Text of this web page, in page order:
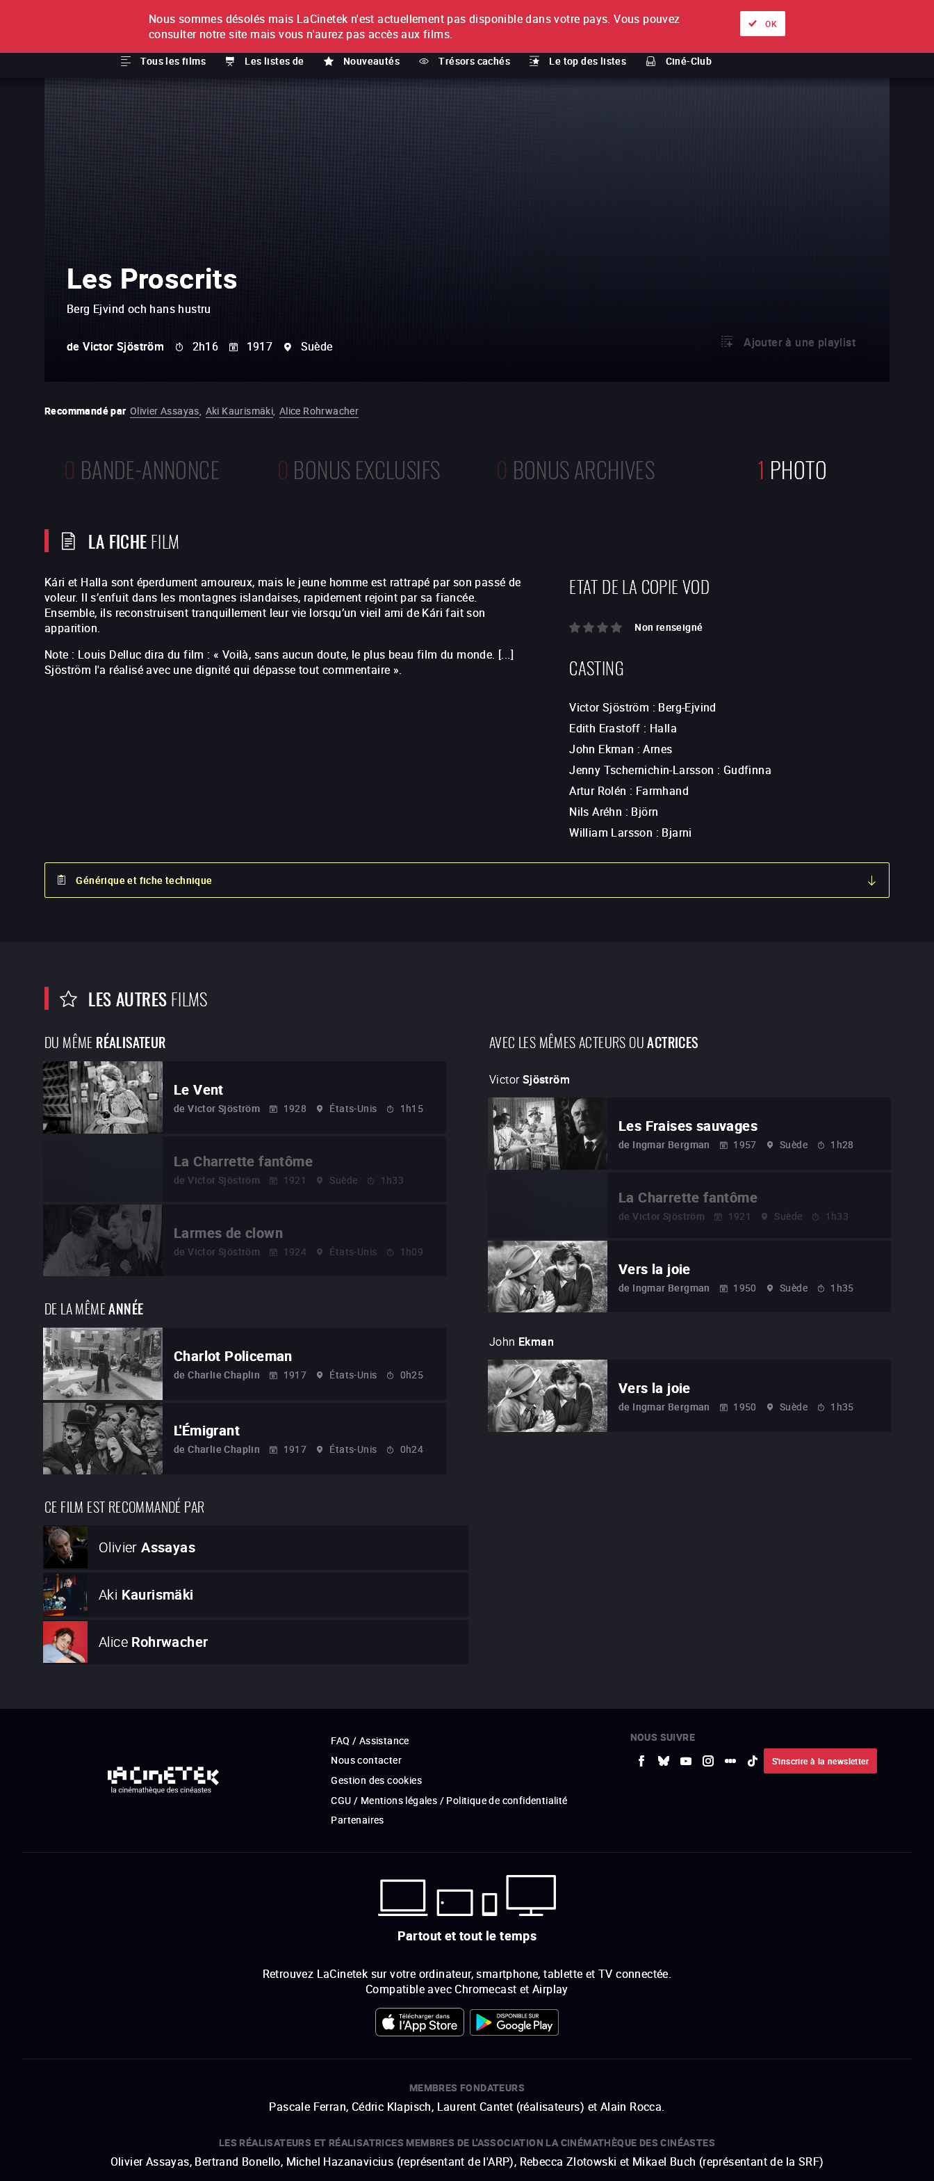
À L'UNITÉ
Tous les films Les listes de Nouveautés Trésors cachés Le top des listes Ciné-Club
ABONNEMENT À propos Nos offres
Les Proscrits
Berg Ejvind och hans hustru
de Victor Sjöström 2h16 1917 Suède Ajouter à une playlist
Recommandé par Olivier Assayas, Aki Kaurismäki, Alice Rohrwacher
0 BANDE-ANNONCE 0 BONUS EXCLUSIFS 0 BONUS ARCHIVES 1 PHOTO
LA FICHEFILM
Kári et Halla sont éperdument amoureux, mais le jeune homme est rattrapé par son passé de
voleur. Il s’enfuit dans les montagnes islandaises, rapidement rejoint par sa fiancée.
Ensemble, ils reconstruisent tranquillement leur vie lorsqu’un vieil ami de Kári fait son
apparition.
Note : Louis Delluc dira du film : « Voilà, sans aucun doute, le plus beau film du monde. [...]
Sjöström l'a réalisé avec une dignité qui dépasse tout commentaire ».
ETAT DE LA COPIE VOD
Non renseigné
CASTING
Victor Sjöström : Berg-Ejvind
Edith Erastoff : Halla
John Ekman :Arnes
Jenny Tschernichin-Larsson : Gudfinna
Artur Rolén : Farmhand
Nils Aréhn : Björn
William Larsson : Bjarni
Générique et fiche technique
LES AUTRESFILMS
DU MÊMERÉALISATEUR
Le Vent
de Victor Sjöström 1928 États-Unis 1h15
La Charrette fantôme
de Victor Sjöström 1921 Suède 1h33
Larmes de clown
de Victor Sjöström 1924 États-Unis 1h09
DE LA MÊMEANNÉE
Charlot Policeman
de Charlie Chaplin 1917 États-Unis 0h25
L'Émigrant
de Charlie Chaplin 1917 États-Unis 0h24
AVEC LES MÊMES ACTEURS OUACTRICES
Victor Sjöström
Les Fraises sauvages
de Ingmar Bergman 1957 Suède 1h28
La Charrette fantôme
de Victor Sjöström 1921 Suède 1h33
Vers la joie
de Ingmar Bergman 1950 Suède 1h35
John Ekman
Vers la joie
de Ingmar Bergman 1950 Suède 1h35
CE FILM EST RECOMMANDÉ PAR
Olivier Assayas
Aki Kaurismäki
Alice Rohrwacher
FAQ / Assistance
Nous contacter
Gestion des cookies
CGU / Mentions légales / Politique de confidentialité
Partenaires
NOUS SUIVRE
S'inscrire à la newsletter
Partout et tout le temps
Retrouvez LaCinetek sur votre ordinateur, smartphone, tablette et TV connectée.
Compatible avec Chromecast et Airplay
MEMBRES FONDATEURS
Pascale Ferran, Cédric Klapisch, Laurent Cantet (réalisateurs) et Alain Rocca.
LES RÉALISATEURS ET RÉALISATRICES MEMBRES DE L'ASSOCIATION LA CINÉMATHÈQUE DES CINÉASTES
Olivier Assayas, Bertrand Bonello, Michel Hazanavicius (représentant de l'ARP), Rebecca Zlotowski et Mikael Buch (représentant de la SRF)
Nous sommes désolés mais LaCinetek n'est actuellement pas disponible dans votre pays. Vous pouvez
consulter notre site mais vous n'aurez pas accès aux films.
OK